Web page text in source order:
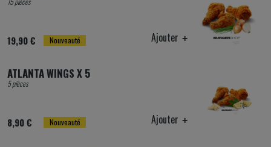
Nouveauté
19,90 € Ajouter
Nouveauté
ATLANTA WINGS X 5
5 pièces
8,90 € Ajouter